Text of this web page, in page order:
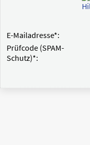
E-Mailadresse*:
Prüfcode (SPAM-
Schutz)*: